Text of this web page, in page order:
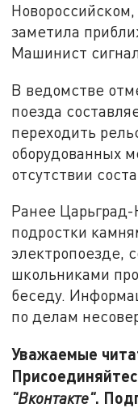
заметила
Машинист
В ведомстве
поезда
переходить
оборудованных
отсутствии
Ранее
подростки
электропоезде,
школьниками
беседу.
по делам
Уважаемые
"Вконтакте".